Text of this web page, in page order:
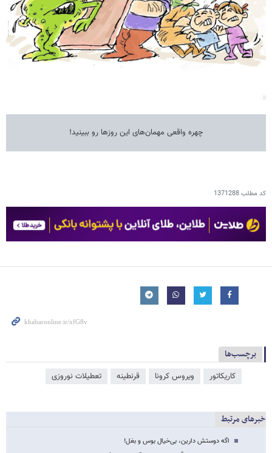
چهره واقعی مهمان‌های این روزها رو ببینید!
کد مطلب1371288
برچسب‌ها
کاریکاتور ویروس کرونا قرنطینه تعطیلات نوروزی
خبرهای مرتبط
اگه دوستش دارین، بی‌خیال بوس و بغل!